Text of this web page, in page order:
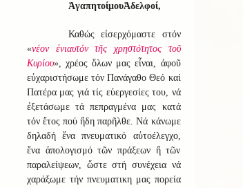
ἈγαπητοίμουἈδελφοί,
Καθώς εἰσερχόμαστε στόν
«νέον ἐνιαυτόν τῆς χρηστότητος τοῦ
Κυρίου», χρέος ὅλων μας εἶναι, ἀφοῦ
εὐχαριστήσωμε τόν Πανάγαθο Θεό καί
Πατέρα μας γιά τίς εὐεργεσίες του, νά
ἐξετάσωμε τά πεπραγμένα μας κατά
τόν ἔτος πού ἤδη παρῆλθε. Νά κάνωμε
δηλαδή ἕνα πνευματικό αὐτοέλεγχο,
ἕνα ἀπολογισμό τῶν πράξεων ἤ τῶν
παραλείψεων, ὥστε στή συνέχεια νά
χαράξωμε τήν πνευματικη μας πορεία